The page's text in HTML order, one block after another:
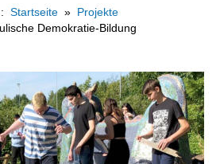
Startseite
Projekte
Demokratie-Bildung